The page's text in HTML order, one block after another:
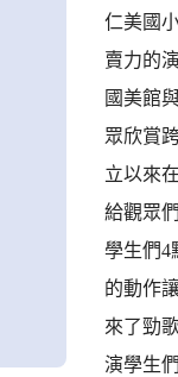
仁美國
賣力的
國美館
眾欣賞
立以來
給觀眾
學生們4
的動作
來了勁
演學生